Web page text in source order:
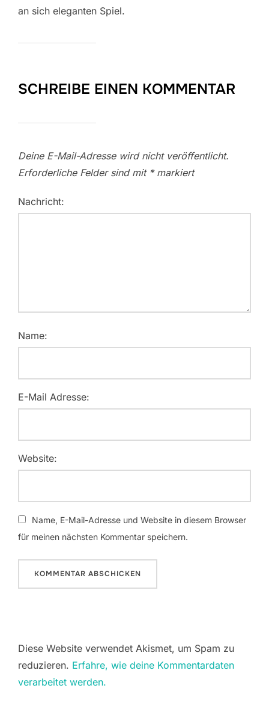
an sich eleganten Spiel.
SCHREIBE EINEN KOMMENTAR
Deine E-Mail-Adresse wird nicht veröffentlicht.
Erforderliche Felder sind mit *markiert
Nachricht:
Name:
E-Mail Adresse:
Website:
Name, E-Mail-Adresse und Website in diesem Browser
für meinen nächsten Kommentar speichern.
Diese Website verwendet Akismet, um Spam zu
reduzieren. Erfahre, wie deine Kommentardaten
verarbeitet werden.